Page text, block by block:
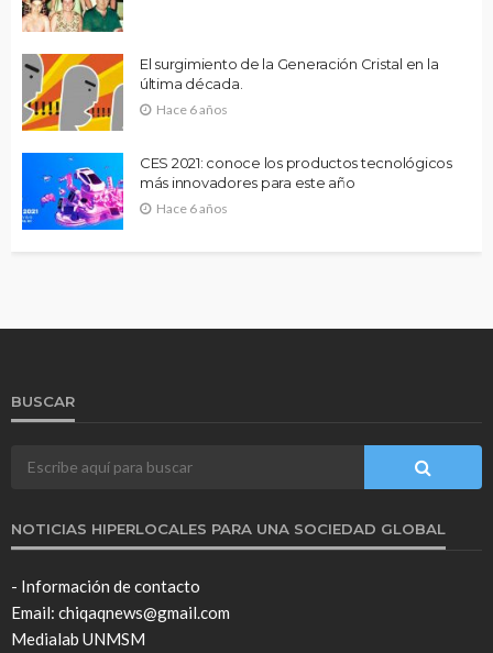
El surgimiento de la Generación Cristal en la
última década.
Hace 6 años
CES 2021: conoce los productos tecnológicos
más innovadores para este año
Hace 6 años
BUSCAR
NOTICIAS HIPERLOCALES PARA UNA SOCIEDAD GLOBAL
- Información de contacto
Email: chiqaqnews@gmail.com
Medialab UNMSM